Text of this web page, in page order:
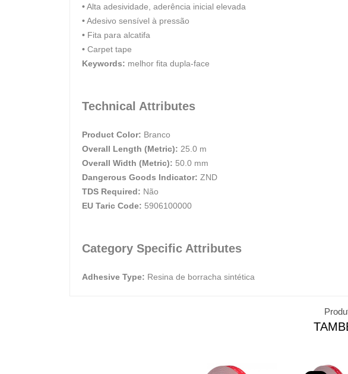
•Alta adesividade, aderência inicial elevada
•Adesivo sensível à pressão
• Fita para alcatifa
• Carpet tape
Keywords: melhor fita dupla-face
Technical Attributes
Product Color: Branco
Overall Length (Metric): 25.0 m
Overall Width (Metric): 50.0 mm
Dangerous Goods Indicator: ZND
TDS Required: Não
EU Taric Code: 5906100000
Category Specific Attributes
Adhesive Type: Resina de borracha sintética